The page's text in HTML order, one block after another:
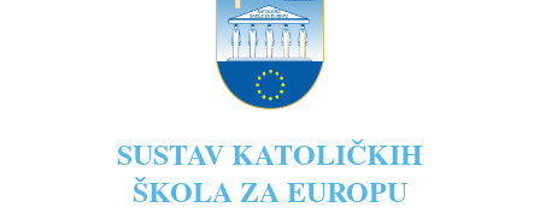
SUSTAV KATOLIČKIH
ŠKOLA ZA EUROPU